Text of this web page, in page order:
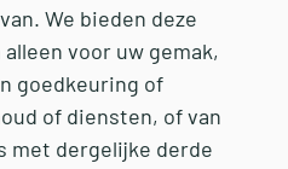
We bieden deze
voor uw gemak,
goedkeuring of
of diensten, of van
met dergelijke derde